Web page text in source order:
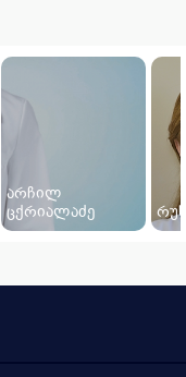
არჩილ
ცქრიალაძე